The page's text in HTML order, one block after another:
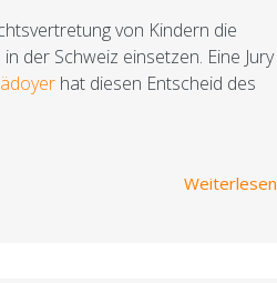
von Kindern die
der Schweiz einsetzen. Eine Jury
hat diesen Entscheid des
Weiterlesen